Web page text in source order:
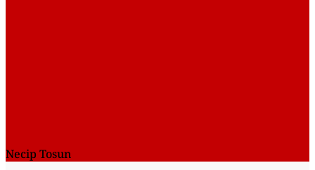
Necip Tosun